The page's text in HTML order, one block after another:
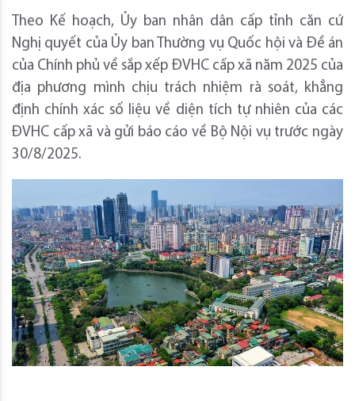
Theo Kế hoạch, Ủy ban nhân dân cấp tỉnh căn cứ
Nghị quyết của Ủy ban Thường vụ Quốc hội và Đề án
của Chính phủ về sắp xếp ĐVHC cấp xã năm 2025 của
địa phương mình chịu trách nhiệm rà soát, khẳng
định chính xác số liệu về diện tích tự nhiên của các
ĐVHC cấp xã và gửi báo cáo về Bộ Nội vụ trước ngày
30/8/2025.